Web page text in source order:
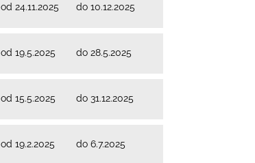
od 24.11.2025 do 10.12.2025
od 19.5.2025 do 28.5.2025
od 15.5.2025 do 31.12.2025
od 19.2.2025 do 6.7.2025